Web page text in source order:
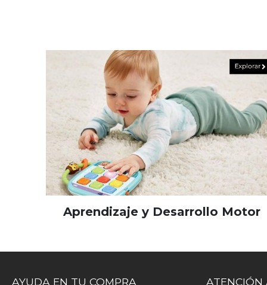
Aprendizaje y Desarrollo Motor
AYUDA EN TU COMPRA ATENCIÓN